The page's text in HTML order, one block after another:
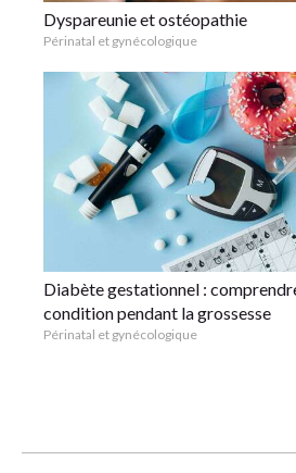
Dyspareunie et ostéopathie
Périnatal et gynécologique
Diabète gestationnel :
condition pendant la grossesse
Périnatal et gynécologique